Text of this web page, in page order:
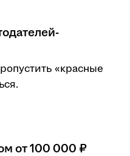
«красные
от 100 000 ₽